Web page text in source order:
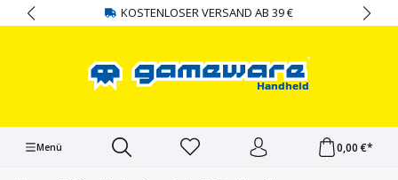
springen KOSTENLOSER VERSAND AB 39 €
Menü 0,00 €*